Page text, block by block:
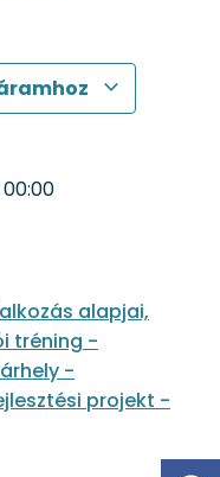
00:00
alapjai,
tréning -
-
projekt -